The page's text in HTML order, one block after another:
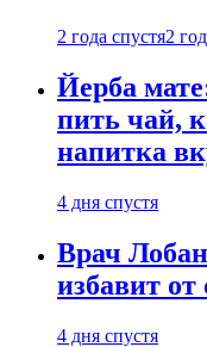
2 года спустя2
Йерба
пить чай,
напитка
4 дня спустя
Врач
избавит от
4 дня спустя